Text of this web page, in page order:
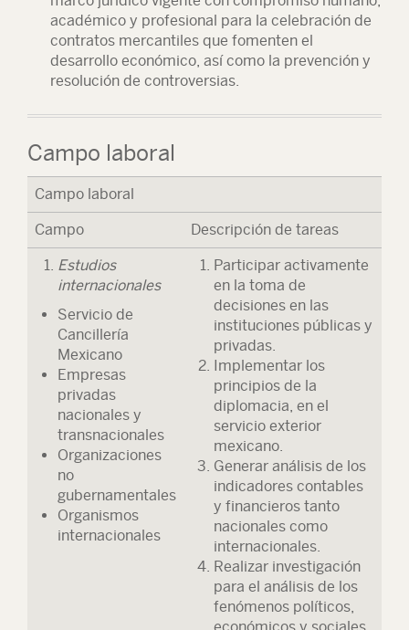
académico y profesional para la celebración de
contratos mercantiles que fomenten el
desarrollo económico, así como la prevención y
resolución de controversias.
Campo laboral
Campo laboral
Campo Descripción de tareas
Estudios
internacionales
Servicio de
Cancillería
Mexicano
Empresas
privadas
nacionales y
transnacionales
Organizaciones
no
gubernamentales
Organismos
internacionales
Participar activamente
en la toma de
decisiones en las
instituciones públicas y
privadas.
Implementar los
principios de la
diplomacia, en el
servicio exterior
mexicano.
Generar análisis de los
indicadores contables
y financieros tanto
nacionales como
internacionales.
Realizar investigación
para el análisis de los
fenómenos políticos,